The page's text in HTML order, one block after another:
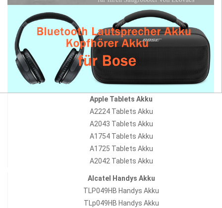
Apple Tablets Akku
A2224 Tablets Akku
A2043 Tablets Akku
A1754 Tablets Akku
A1725 Tablets Akku
A2042 Tablets Akku
Alcatel Handys Akku
TLP049HB Handys Akku
TLp049HB Handys Akku